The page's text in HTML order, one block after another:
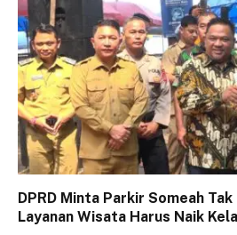
DPRD Minta Parkir Someah
Layanan Wisata Harus Naik